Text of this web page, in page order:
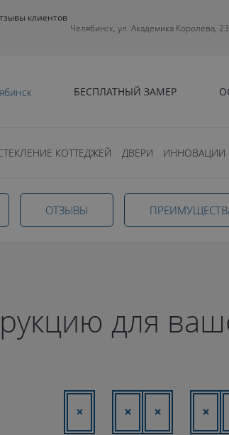
клиентов
Челябинск, ул. Академика Королева, 23
БЕСПЛАТНЫЙ ЗАМЕР
КОТТЕДЖЕЙ ДВЕРИ ИННОВАЦИИ
ОТЗЫВЫ
для